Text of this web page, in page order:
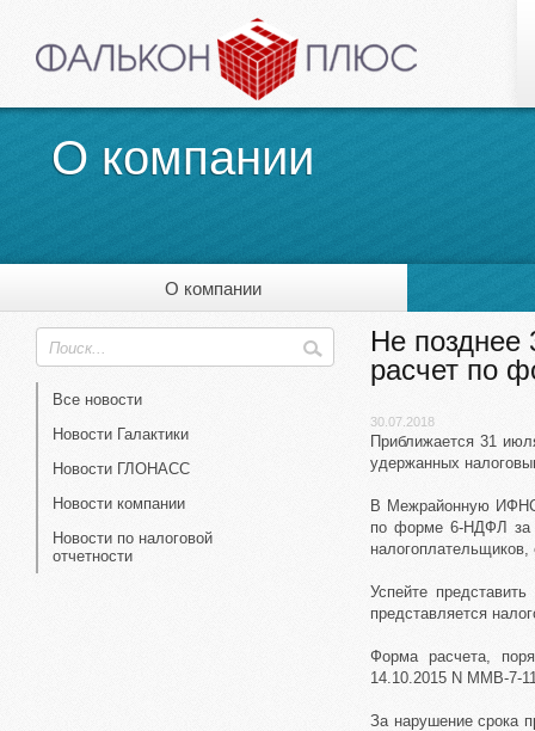
О компании
О компании
Не позднее
расчет по
30.07.2018
Приближается 31
удержанных
В Межрайонную ИФНС
по форме 6-НДФЛ за
налогоплательщиков,
Успейте
представляется
Форма расчета,
14.10.2015 N ММВ-7-
За нарушение срока
Все новости
Новости Галактики
Новости ГЛОНАСС
Новости компании
Новости по налоговой
отчетности